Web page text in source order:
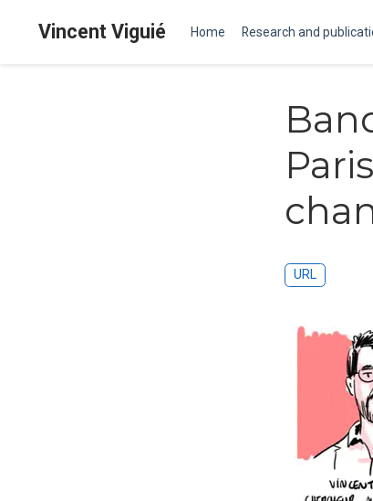
Vincent Viguié Home Research and
URL